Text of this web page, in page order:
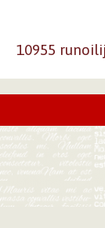
10955